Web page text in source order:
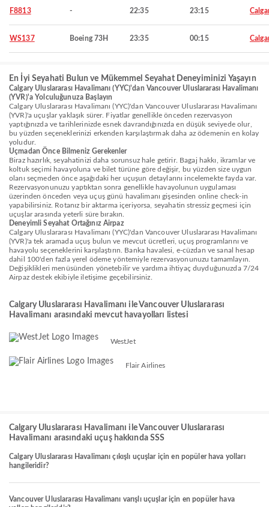
F8813 - 22:35 23:15
WS137 Boeing 73H 23:35 00:15
En İyi Seyahati Bulun ve Mükemmel Seyahat Deneyiminizi Yaşayın
Calgary Uluslararası Havalimanı (YYC)'dan Vancouver Uluslararası Havalimanı
(YVR)'a Yolculuğunuza Başlayın
Calgary Uluslararası Havalimanı (YYC)'dan Vancouver Uluslararası Havalimanı
(YVR)'a uçuşlar yaklaşık sürer. Fiyatlar genellikle önceden rezervasyon
yaptığınızda ve tarihlerinizde esnek davrandığınızda en düşük seviyede olur,
bu yüzden seçeneklerinizi erkenden karşılaştırmak daha az ödemenin en kolay
yoludur.
Uçmadan Önce Bilmeniz Gerekenler
Biraz hazırlık, seyahatinizi daha sorunsuz hale getirir. Bagaj hakkı, ikramlar ve
koltuk seçimi havayoluna ve bilet türüne göre değişir, bu yüzden size uygun
olanı seçmeden önce aşağıdaki her uçuşun detaylarını incelemekte fayda var.
Rezervasyonunuzu yaptıktan sonra genellikle havayolunun uygulaması
üzerinden önceden veya uçuş günü havalimanı gişesinden online check-in
yapabilirsiniz. Rotanız bir aktarma içeriyorsa, seyahatin stressiz geçmesi için
uçuşlar arasında yeterli süre bırakın.
Deneyimli Seyahat Ortağınız Airpaz
Calgary Uluslararası Havalimanı (YYC)'dan Vancouver Uluslararası Havalimanı
(YVR)'a tek aramada uçuş bulun ve mevcut ücretleri, uçuş programlarını ve
havayolu seçeneklerini karşılaştırın. Banka havalesi, e-cüzdan ve sanal hesap
dahil 100'den fazla yerel ödeme yöntemiyle rezervasyonunuzu tamamlayın.
Değişiklikleri menüsünden yönetebilir ve yardıma ihtiyaç duyduğunuzda 7/24
Airpaz destek ekibiyle iletişime geçebilirsiniz.
Calgary Uluslararası Havalimanı ile Vancouver Uluslararası
Havalimanı arasındaki mevcut havayolları listesi
WestJet
Flair Airlines
Calgary Uluslararası Havalimanı ile Vancouver Uluslararası
Havalimanı arasındaki uçuş hakkında SSS
Calgary Uluslararası Havalimanı çıkışlı uçuşlar için en popüler hava yolları
hangileridir?
Vancouver Uluslararası Havalimanı varışlı uçuşlar için en popüler hava